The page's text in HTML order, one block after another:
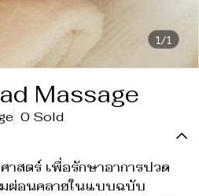
1/1
Massage
0 Sold
าสตร์ เพื่อรักษาอาการปวด
มผ่อนคลายในแบบฉบับ